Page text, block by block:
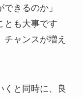
きるのか」
とも大事です
ャンスが増え
くと同時に、良